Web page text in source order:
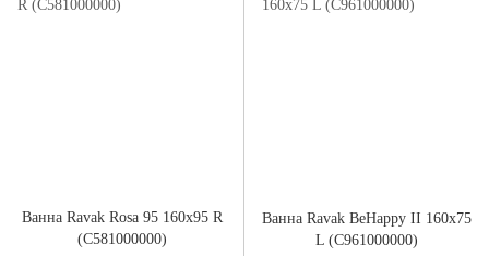
Ванна Ravak Rosa 95 160x95 R
(C581000000)
Ванна Ravak BeHappy II 160x75
L (C961000000)